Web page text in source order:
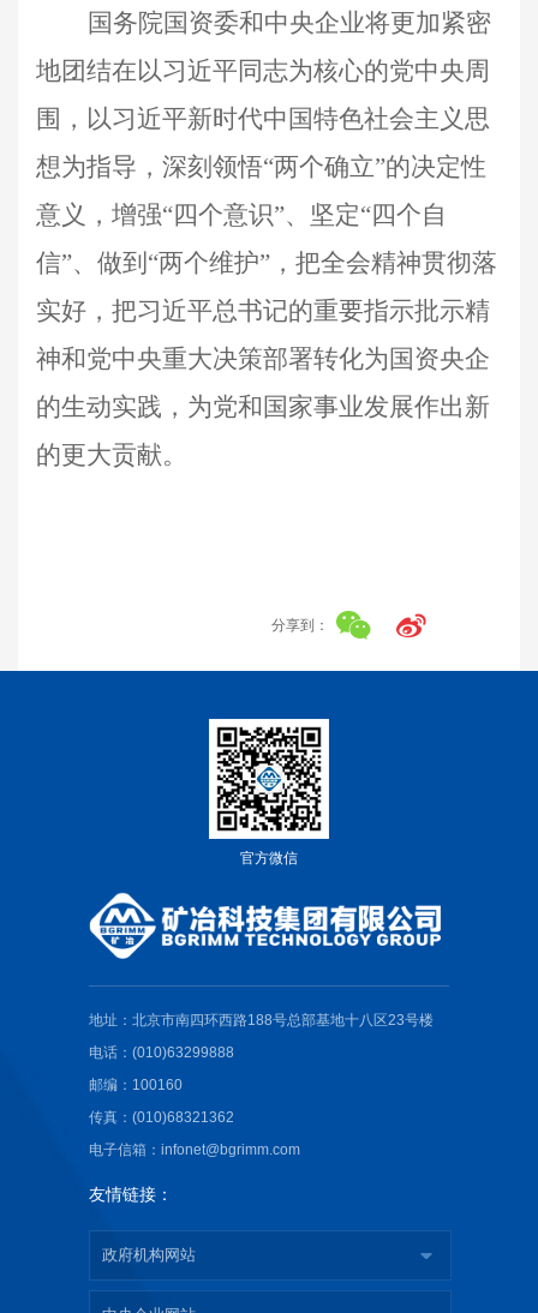
国务院国资委和中央企业将更加紧密
地团结在以习近平同志为核心的党中央周
围，以习近平新时代中国特色社会主义思
想为指导，深刻领悟“两个确立”的决定性
意义，增强“四个意识”、坚定“四个自
信”、做到“两个维护”，把全会精神贯彻落
实好，把习近平总书记的重要指示批示精
神和党中央重大决策部署转化为国资央企
的生动实践，为党和国家事业发展作出新
的更大贡献。
分享到：
官方微信
地址：北京市南四环西路188号总部基地十八区23号楼
电话：(010)63299888
邮编：100160
传真：(010)68321362
电子信箱：infonet@bgrimm.com
友情链接：
政府机构网站